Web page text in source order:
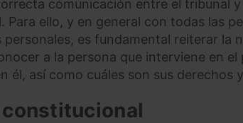
comunicación entre el tribunal
Para ello, y en general con todas las
es fundamental reiterar la
a la persona que interviene en
él, así como cuáles son sus derechos
constitucional